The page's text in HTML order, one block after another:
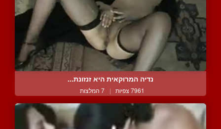
נדיה המרוקאית היא זנזונת...
7961 צפיות | 7 המלצות